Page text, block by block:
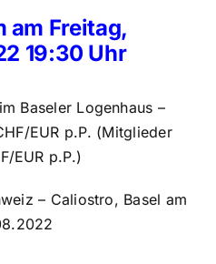
am Freitag,
19:30 Uhr
Baseler Logenhaus –
EUR p.P. (Mitglieder
EUR p.P.)
– Caliostro, Basel am